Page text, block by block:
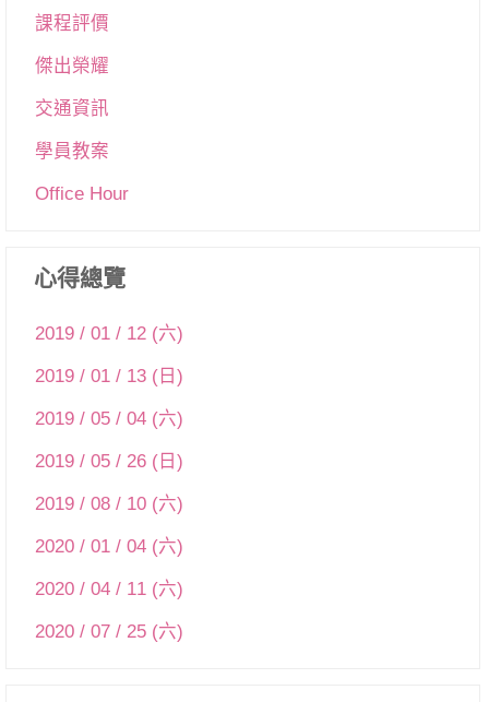
課程評價
傑出榮耀
交通資訊
學員教案
Office Hour
心得總覽
2019 / 01 / 12 (六)
2019 / 01 / 13 (日)
2019 / 05 / 04 (六)
2019 / 05 / 26 (日)
2019 / 08 / 10 (六)
2020 / 01 / 04 (六)
2020 / 04 / 11 (六)
2020 / 07 / 25 (六)